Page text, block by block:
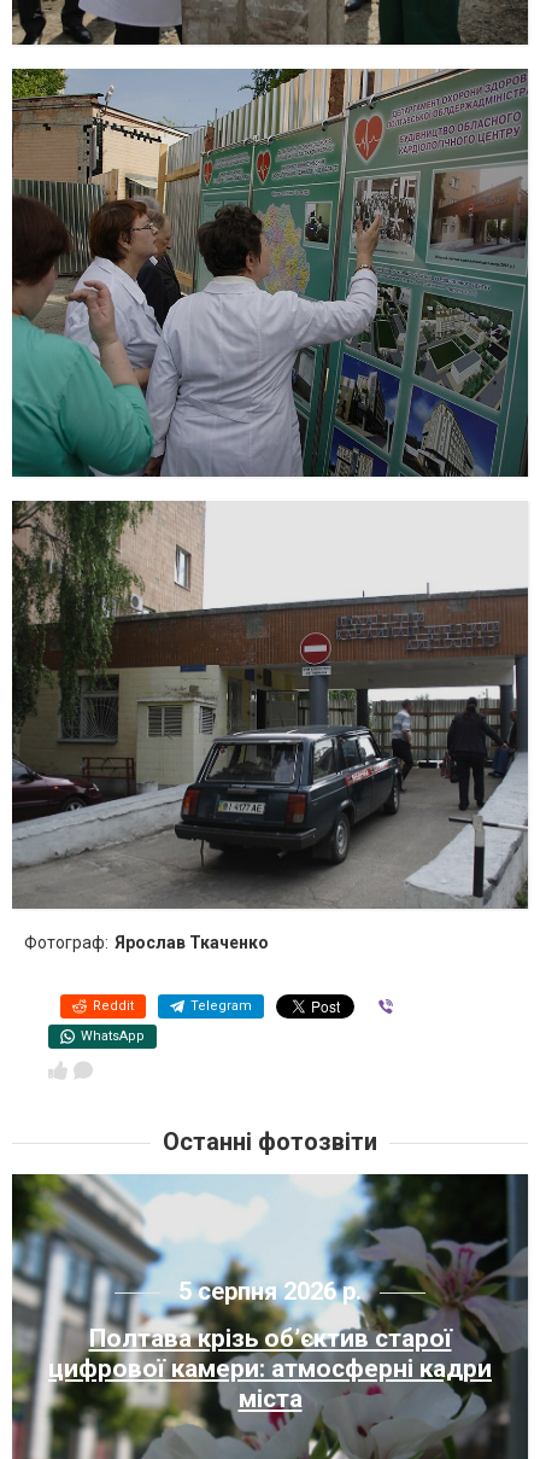
Фотограф: Ярослав Ткаченко
Reddit Telegram
WhatsApp
Останні фотозвіти
5 серпня 2026 р.
Полтава крізь об’єктив старої
цифрової камери: атмосферні кадри
міста